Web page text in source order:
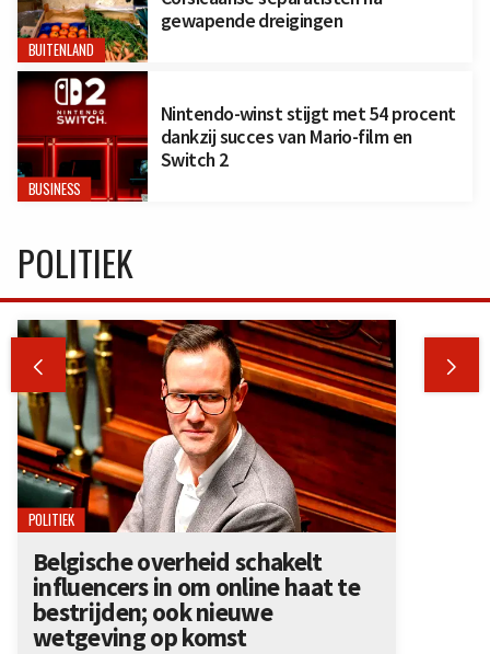
BUITENLAND
gewapende dreigingen
BUSINESS
Nintendo-winst stijgt met 54 procent
dankzij succes van Mario-film en
Switch 2
POLITIEK
 
POLITIEK
Belgische overheid schakelt
influencers in om online haat te
bestrijden; ook nieuwe
wetgeving op komst